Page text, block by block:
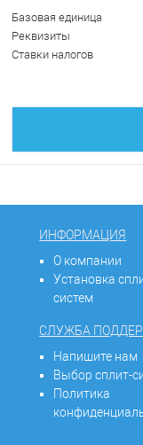
Базовая единица
Реквизиты
Ставки налогов
ИНФОРМАЦИЯ
О компании
Установка
систем
СЛУЖБА
Напишите нам
Выбор сплит-
Политика